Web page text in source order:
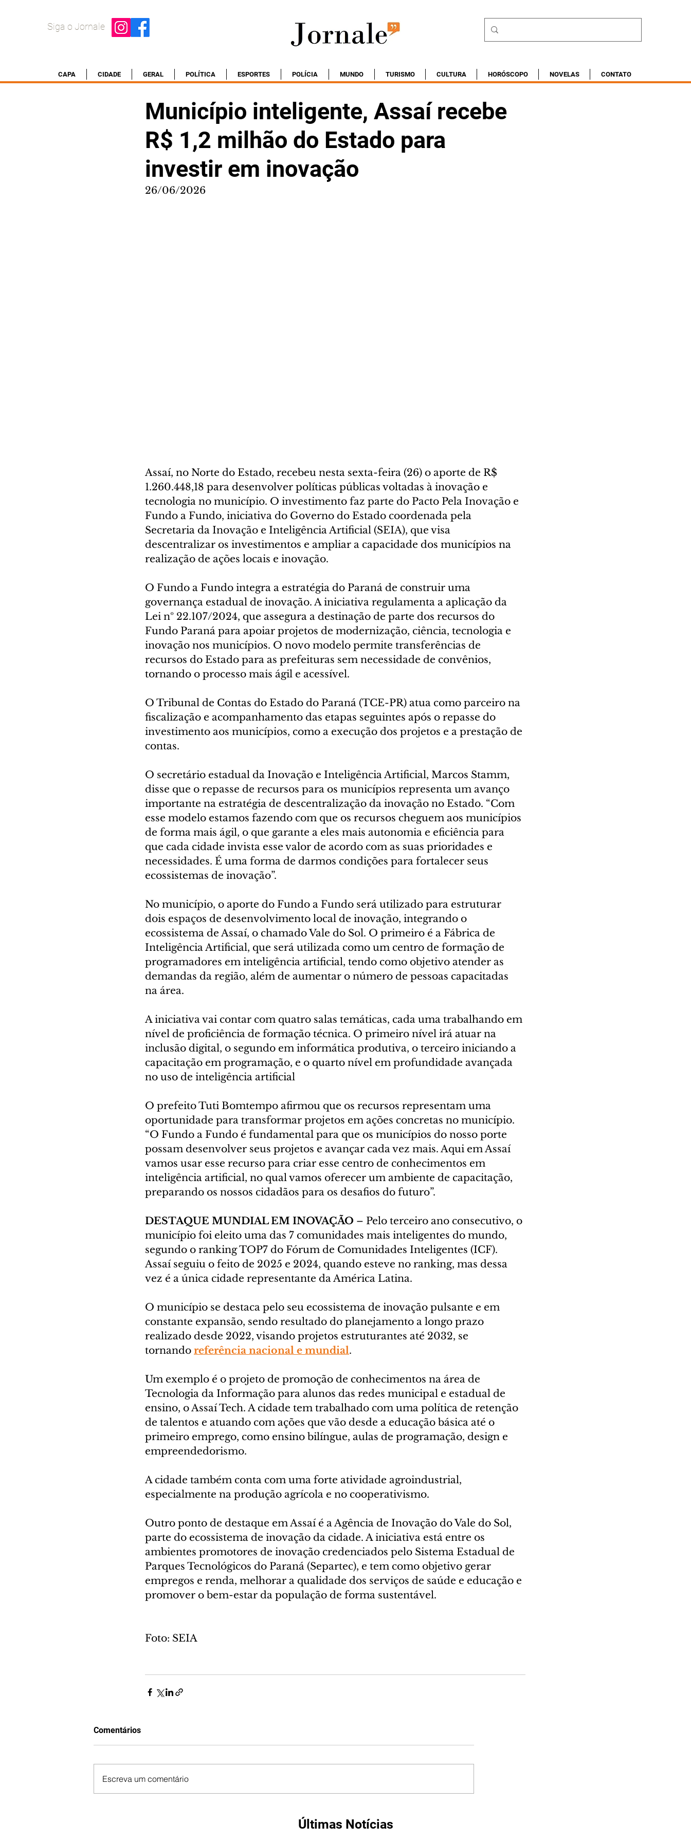
Siga o Jornale
CAPA CIDADE GERAL POLÍTICA ESPORTES POLÍCIA MUNDO TURISMO CULTURA HORÓSCOPO NOVELAS CONTATO
Município inteligente, Assaí recebe
R$ 1,2 milhão do Estado para
investir em inovação
26/06/2026
Assaí, no Norte do Estado, recebeu nesta sexta-feira (26) o aporte de R$
1.260.448,18 para desenvolver políticas públicas voltadas à inovação e
tecnologia no município. O investimento faz parte do Pacto Pela Inovação e
Fundo a Fundo, iniciativa do Governo do Estado coordenada pela
Secretaria da Inovação e Inteligência Artificial (SEIA), que visa
descentralizar os investimentos e ampliar a capacidade dos municípios na
realização de ações locais e inovação.
O Fundo a Fundo integra a estratégia do Paraná de construir uma
governança estadual de inovação. A iniciativa regulamenta a aplicação da
Lei nº 22.107/2024, que assegura a destinação de parte dos recursos do
Fundo Paraná para apoiar projetos de modernização, ciência, tecnologia e
inovação nos municípios. O novo modelo permite transferências de
recursos do Estado para as prefeituras sem necessidade de convênios,
tornando o processo mais ágil e acessível.
O Tribunal de Contas do Estado do Paraná (TCE-PR) atua como parceiro na
fiscalização e acompanhamento das etapas seguintes após o repasse do
investimento aos municípios, como a execução dos projetos e a prestação de
contas.
O secretário estadual da Inovação e Inteligência Artificial, Marcos Stamm,
disse que o repasse de recursos para os municípios representa um avanço
importante na estratégia de descentralização da inovação no Estado. “Com
esse modelo estamos fazendo com que os recursos cheguem aos municípios
de forma mais ágil, o que garante a eles mais autonomia e eficiência para
que cada cidade invista esse valor de acordo com as suas prioridades e
necessidades. É uma forma de darmos condições para fortalecer seus
ecossistemas de inovação”.
No município, o aporte do Fundo a Fundo será utilizado para estruturar
dois espaços de desenvolvimento local de inovação, integrando o
ecossistema de Assaí, o chamado Vale do Sol. O primeiro é a Fábrica de
Inteligência Artificial, que será utilizada como um centro de formação de
programadores em inteligência artificial, tendo como objetivo atender as
demandas da região, além de aumentar o número de pessoas capacitadas
na área.
A iniciativa vai contar com quatro salas temáticas, cada uma trabalhando em
nível de proficiência de formação técnica. O primeiro nível irá atuar na
inclusão digital, o segundo em informática produtiva, o terceiro iniciando a
capacitação em programação, e o quarto nível em profundidade avançada
no uso de inteligência artificial
O prefeito Tuti Bomtempo afirmou que os recursos representam uma
oportunidade para transformar projetos em ações concretas no município.
“O Fundo a Fundo é fundamental para que os municípios do nosso porte
possam desenvolver seus projetos e avançar cada vez mais. Aqui em Assaí
vamos usar esse recurso para criar esse centro de conhecimentos em
inteligência artificial, no qual vamos oferecer um ambiente de capacitação,
preparando os nossos cidadãos para os desafios do futuro”.
DESTAQUE MUNDIAL EM INOVAÇÃO – Pelo terceiro ano consecutivo, o
município foi eleito uma das 7 comunidades mais inteligentes do mundo,
segundo o ranking TOP7 do Fórum de Comunidades Inteligentes (ICF).
Assaí seguiu o feito de 2025 e 2024, quando esteve no ranking, mas dessa
vez é a única cidade representante da América Latina.
O município se destaca pelo seu ecossistema de inovação pulsante e em
constante expansão, sendo resultado do planejamento a longo prazo
realizado desde 2022, visando projetos estruturantes até 2032, se
tornando referência nacional e mundial.
Um exemplo é o projeto de promoção de conhecimentos na área de
Tecnologia da Informação para alunos das redes municipal e estadual de
ensino, o Assaí Tech. A cidade tem trabalhado com uma política de retenção
de talentos e atuando com ações que vão desde a educação básica até o
primeiro emprego, como ensino bilíngue, aulas de programação, design e
empreendedorismo.
A cidade também conta com uma forte atividade agroindustrial,
especialmente na produção agrícola e no cooperativismo.
Outro ponto de destaque em Assaí é a Agência de Inovação do Vale do Sol,
parte do ecossistema de inovação da cidade. A iniciativa está entre os
ambientes promotores de inovação credenciados pelo Sistema Estadual de
Parques Tecnológicos do Paraná (Separtec), e tem como objetivo gerar
empregos e renda, melhorar a qualidade dos serviços de saúde e educação e
promover o bem-estar da população de forma sustentável.
Foto: SEIA
Comentários
Escreva um comentário
Últimas Notícias